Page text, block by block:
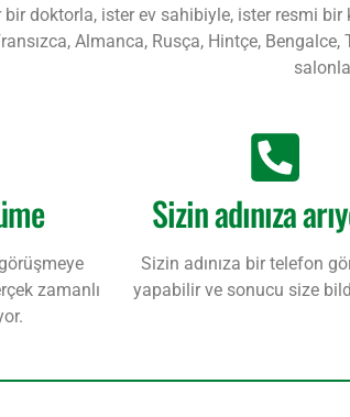
bir doktorla, ister ev sahibiyle, ister resmi
Almanca, Rusça, Hintçe,
zamanlı
Sizin adınıza
Sizin adınıza bir telefon
yapabilir ve sonucu size